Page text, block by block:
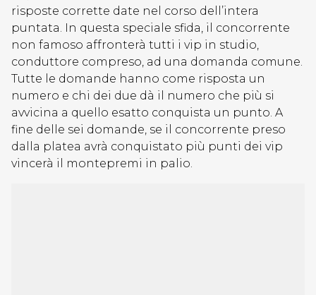
risposte corrette date nel corso dell’intera
puntata. In questa speciale sfida, il concorrente
non famoso affronterà tutti i vip in studio,
conduttore compreso, ad una domanda comune.
Tutte le domande hanno come risposta un
numero e chi dei due dà il numero che più si
avvicina a quello esatto conquista un punto. A
fine delle sei domande, se il concorrente preso
dalla platea avrà conquistato più punti dei vip
vincerà il montepremi in palio.